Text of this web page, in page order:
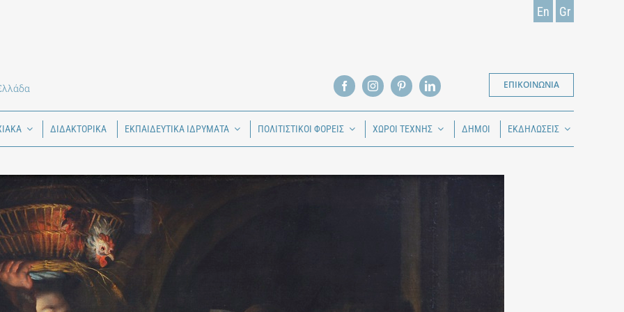
En Gr
ΕΠΙΚΟΙΝΩΝΙΑ
ΔΙΔΑΚΤΟΡΙΚΑ ΕΚΠΑΙΔΕΥΤΙΚΑ ΙΔΡΥΜΑΤΑ ΠΟΛΙΤΙΣΤΙΚΟΙ ΦΟΡΕΙΣ ΧΩΡΟΙ ΤΕΧΝΗΣ ΔΗΜΟΙ ΕΚΔΗΛΩΣΕΙΣ